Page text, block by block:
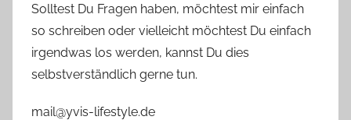
Solltest Du Fragen haben, möchtest mir einfach
so schreiben oder vielleicht möchtest Du einfach
irgendwas los werden, kannst Du dies
selbstverständlich gerne tun.
mail@yvis-lifestyle.de